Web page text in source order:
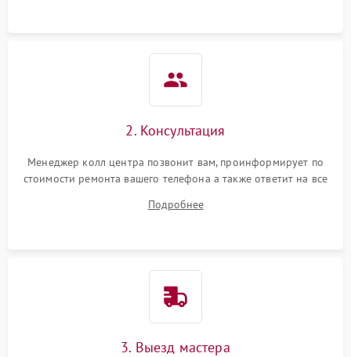
2. Консультация
Менеджер колл центра позвонит вам, проинформирует по
стоимости ремонта вашего телефона а также ответит на все
Подробнее
3. Выезд мастера